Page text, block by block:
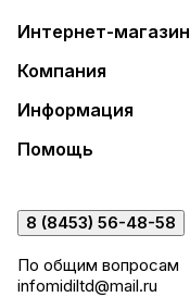
Интернет-магазин
Компания
Информация
Помощь
8 (8453) 56-48-58
По общим вопросам
infomidiltd@mail.ru